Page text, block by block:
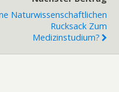
Naturwissenschaftlichen
Rucksack Zum
Medizinstudium?